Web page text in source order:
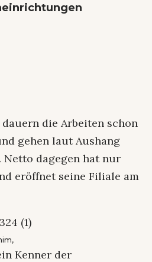
die Arbeiten schon
gehen laut Aushang
Netto dagegen hat nur
eröffnet seine Filiale am
Kenner der